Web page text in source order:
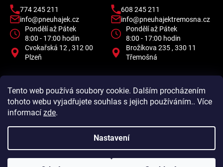
Tento web používá soubory cookie. Dalším procházením
tohoto webu vyjadřujete souhlas s jejich používáním.. Více
informací zde.
Nastavení
774 245 211
info@pneuhajek.cz
Pondělí až Pátek
8:00 - 17:00 hodin
Cvokařská 12 , 312 00
Plzeň
608 245 211
info@pneuhajektremosna.cz
Pondělí až Pátek
8:00 - 17:00 hodin
Brožíkova 235 , 330 11
Třemošná